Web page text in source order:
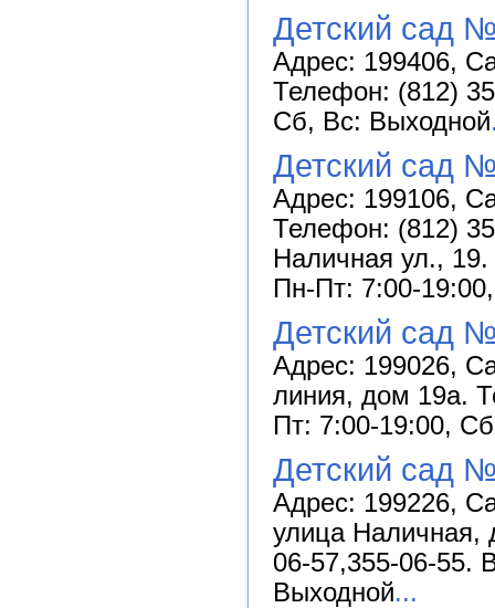
Детский сад
Адрес: 199406,
Телефон: (812)
Сб, Вс: Выходной
Детский сад
Адрес: 199106,
Телефон: (812)
Наличная ул.,
Пн-Пт: 7:00-
Детский сад
Адрес: 199026,
линия, дом 19а.
Пт: 7:00-19:00,
Детский сад
Адрес: 199226,
улица Наличная,
06-57,355-06-55.
Выходной...